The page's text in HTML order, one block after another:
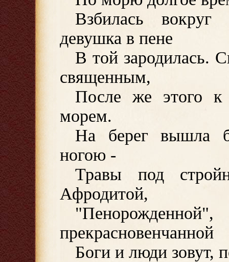
Взбилась
девушка в пене
В той зародилась.
священным,
После же этого к
морем.
На берег вышла
ногою -
Травы под
Афродитой,
прекрасновенчанной
Боги и люди зовут,